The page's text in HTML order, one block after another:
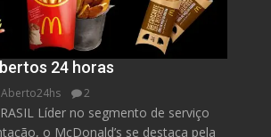
24 horas
Aberto24hs 2
Líder no segmento de serviço
o McDonald’s se destaca pela